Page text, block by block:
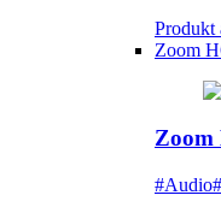
Produkt
Zoom
Zoom
#Audio